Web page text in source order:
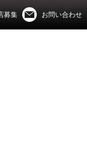
募集 お問い合わせ